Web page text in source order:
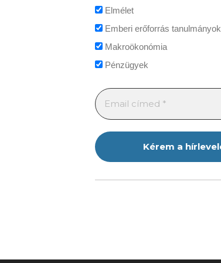
Elmélet
Emberi erőforrás tanulmányok
Makroökonómia
Pénzügyek